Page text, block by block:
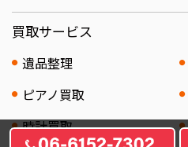
買取サービス
遺品整理
ピアノ買取
時計買取